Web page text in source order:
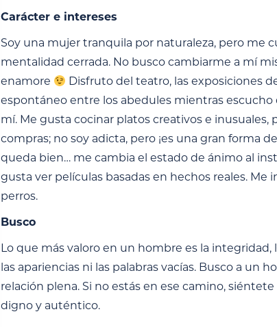
Carácter e intereses
Soy una mujer tranquila por naturaleza, pero me
mentalidad cerrada. No busco cambiarme a mí
enamore
Disfruto del teatro, las exposiciones
espontáneo entre los abedules mientras escucho
mí. Me gusta cocinar platos creativos e
compras; no soy adicta, pero ¡es una gran forma
queda bien… me cambia el estado de ánimo al
gusta ver películas basadas en hechos reales.
perros.
Busco
Lo que más valoro en un hombre es la
las apariencias ni las palabras vacías. Busco a
relación plena. Si no estás en ese camino,
digno y auténtico.